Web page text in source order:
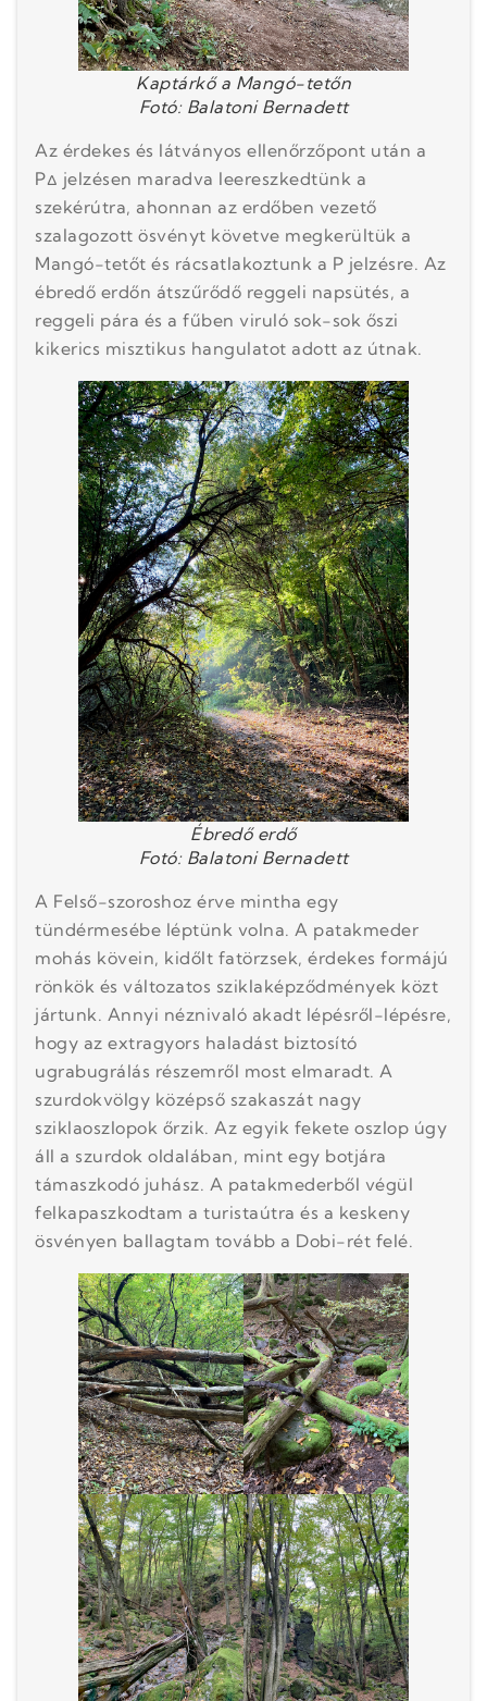
Kaptárkő a Mangó-tetőn
Fotó: Balatoni Bernadett
Az érdekes és látványos ellenőrzőpont után a
P∆ jelzésen maradva leereszkedtünk a
szekérútra, ahonnan az erdőben vezető
szalagozott ösvényt követve megkerültük a
Mangó-tetőt és rácsatlakoztunk a P jelzésre. Az
ébredő erdőn átszűrődő reggeli napsütés, a
reggeli pára és a fűben viruló sok-sok őszi
kikerics misztikus hangulatot adott az útnak.
Ébredő erdő
Fotó: Balatoni Bernadett
A Felső-szoroshoz érve mintha egy
tündérmesébe léptünk volna. A patakmeder
mohás kövein, kidőlt fatörzsek, érdekes formájú
rönkök és változatos sziklaképződmények közt
jártunk. Annyi néznivaló akadt lépésről-lépésre,
hogy az extragyors haladást biztosító
ugrabugrálás részemről most elmaradt. A
szurdokvölgy középső szakaszát nagy
sziklaoszlopok őrzik. Az egyik fekete oszlop úgy
áll a szurdok oldalában, mint egy botjára
támaszkodó juhász. A patakmederből végül
felkapaszkodtam a turistaútra és a keskeny
ösvényen ballagtam tovább a Dobi-rét felé.